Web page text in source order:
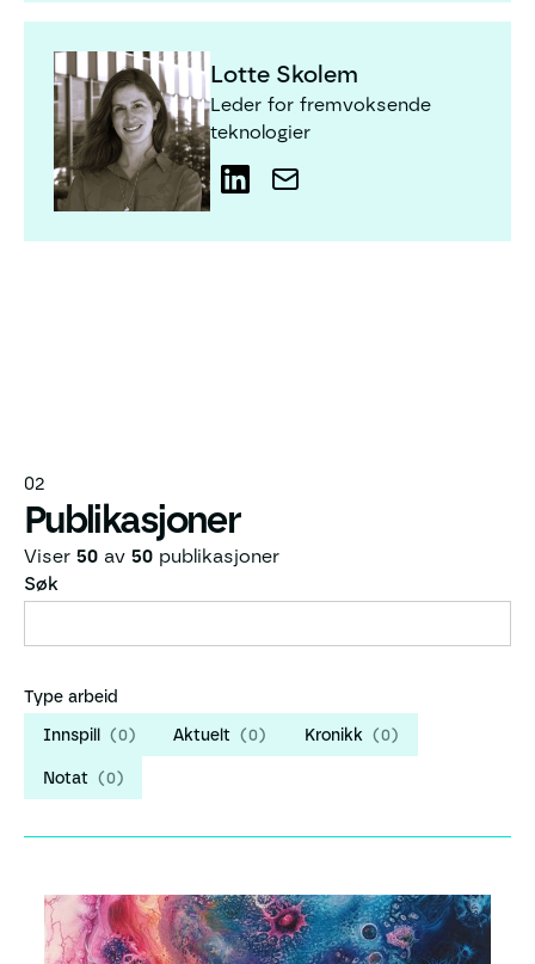
Lotte Skolem Lotte Skolem
Leder for fremvoksende
teknologier
02
Publikasjoner
Viser 50av 50publikasjoner
Søk
Type arbeid
Innspill (0) Aktuelt (0) Kronikk (0)
Notat (0)